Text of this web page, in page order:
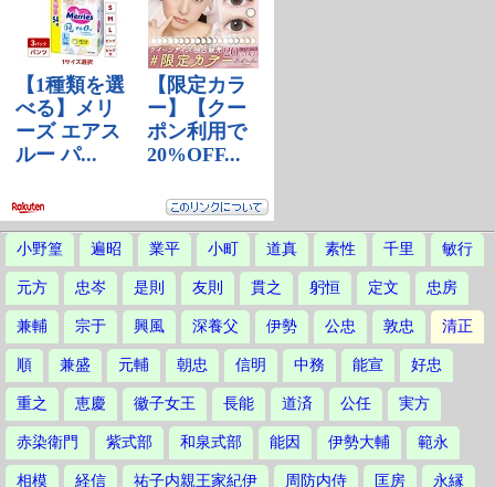
小野篁 遍昭 業平 小町 道真 素性 千里 敏行
元方 忠岑 是則 友則 貫之 躬恒 定文 忠房
兼輔 宗于 興風 深養父 伊勢 公忠 敦忠 清正
順 兼盛 元輔 朝忠 信明 中務 能宣 好忠
重之 恵慶 徽子女王 長能 道済 公任 実方
赤染衛門 紫式部 和泉式部 能因 伊勢大輔 範永
相模 経信 祐子内親王家紀伊 周防内侍 匡房 永縁